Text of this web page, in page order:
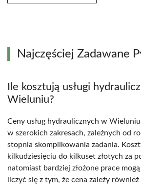
Najczęściej Zadawane
Ile kosztują usługi
Wieluniu?
Ceny usług hydraulicznych w
w szerokich zakresach, zależnych od
stopnia skomplikowania zadania.
kilkudziesięciu do kilkuset złotych za
natomiast bardziej złożone prace
liczyć się z tym, że cena zależy